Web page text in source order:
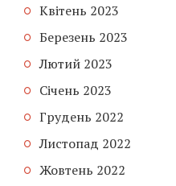
Квітень 2023
Березень 2023
Лютий 2023
Січень 2023
Грудень 2022
Листопад 2022
Жовтень 2022